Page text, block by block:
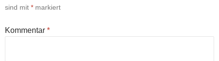
sind mit * markiert
Kommentar *